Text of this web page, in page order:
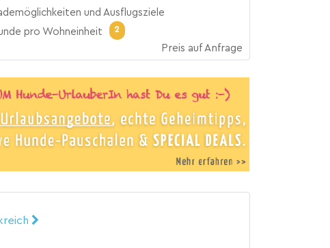
und Ausflugsziele
pro Wohneinheit
2
Preis auf Anfrage